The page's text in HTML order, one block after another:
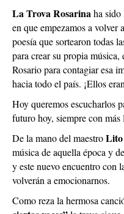
La Trova Rosarinaha sido
en que empezamos a volver
poesía que sortearon todas
para crear su propia música,
Rosario para contagiar esa
hacia todo el país. ¡Ellos
Hoy queremos escucharlos
futuro hoy, siempre con
De la mano del maestro
música de aquella época y
y este nuevo encuentro con
volverán a emocionarnos.
Como reza la hermosa